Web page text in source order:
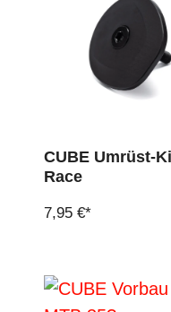
CUBE Umrüst-
Race
7,95 €*